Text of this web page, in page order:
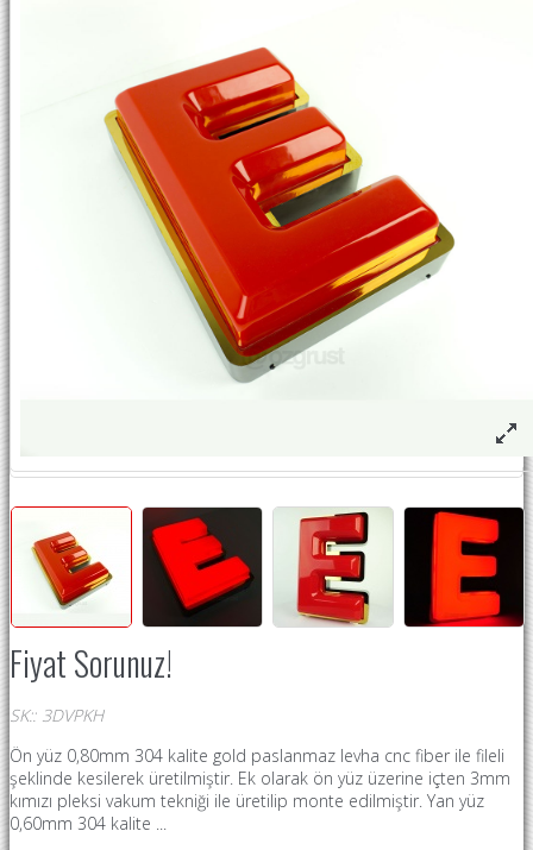
Fiyat Sorunuz!
SK:: 3DVPKH
Ön yüz 0,80mm 304 kalite gold paslanmaz levha cnc fiber ile fileli
şeklinde kesilerek üretilmiştir. Ek olarak ön yüz üzerine içten 3mm
kımızı pleksi vakum tekniği ile üretilip monte edilmiştir. Yan yüz
0,60mm 304 kalite ...